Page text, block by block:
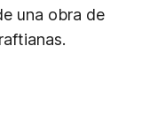
una obra de